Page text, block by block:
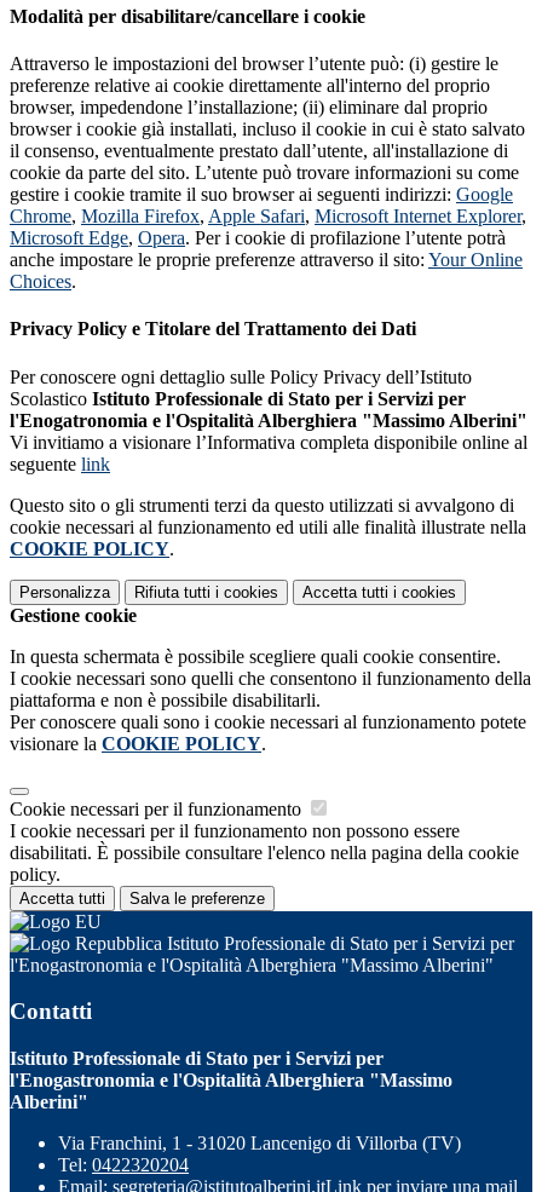
Modalità per disabilitare/cancellare i cookie
Attraverso le impostazioni del browser l’utente può: (i) gestire le
preferenze relative ai cookie direttamente all'interno del proprio
browser, impedendone l’installazione; (ii) eliminare dal proprio
browser i cookie già installati, incluso il cookie in cui è stato salvato
il consenso, eventualmente prestato dall’utente, all'installazione di
cookie da parte del sito. L’utente può trovare informazioni su come
gestire i cookie tramite il suo browser ai seguenti indirizzi: Google
Chrome, Mozilla Firefox, Apple Safari, Microsoft Internet Explorer,
Microsoft Edge, Opera. Per i cookie di profilazione l’utente potrà
anche impostare le proprie preferenze attraverso il sito: Your Online
Choices.
Privacy Policy e Titolare del Trattamento dei Dati
Per conoscere ogni dettaglio sulle Policy Privacy dell’Istituto
Scolastico Istituto Professionale di Stato per i Servizi per
l'Enogatronomia e l'Ospitalità Alberghiera "Massimo Alberini"
Vi invitiamo a visionare l’Informativa completa disponibile online al
seguente link
Questo sito o gli strumenti terzi da questo utilizzati si avvalgono di
cookie necessari al funzionamento ed utili alle finalità illustrate nella
COOKIE POLICY.
Personalizza Rifiuta tutti i cookies Accetta tutti i cookies
Gestione cookie
In questa schermata è possibile scegliere quali cookie consentire.
I cookie necessari sono quelli che consentono il funzionamento della
piattaforma e non è possibile disabilitarli.
Per conoscere quali sono i cookie necessari al funzionamento potete
visionare la COOKIE POLICY.
Cookie necessari per il funzionamento
I cookie necessari per il funzionamento non possono essere
disabilitati. È possibile consultare l'elenco nella pagina della cookie
policy.
Accetta tutti Salva le preferenze
Istituto Professionale di Stato per i Servizi per
l'Enogastronomia e l'Ospitalità Alberghiera "Massimo Alberini"
Contatti
Istituto Professionale di Stato per i Servizi per
l'Enogastronomia e l'Ospitalità Alberghiera "Massimo
Alberini"
Via Franchini, 1 - 31020 Lancenigo di Villorba (TV)
Tel: 0422320204
Email: segreteria@istitutoalberini.itLink per inviare una mail